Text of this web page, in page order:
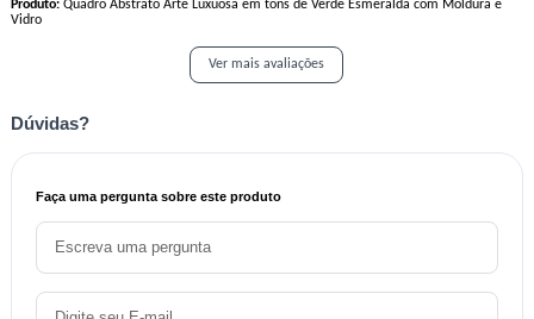
Produto:Quadro Abstrato Arte Luxuosa em tons de Verde Esmeralda com Moldura e
Vidro
Ver mais avaliações
Dúvidas?
Faça uma pergunta sobre este produto